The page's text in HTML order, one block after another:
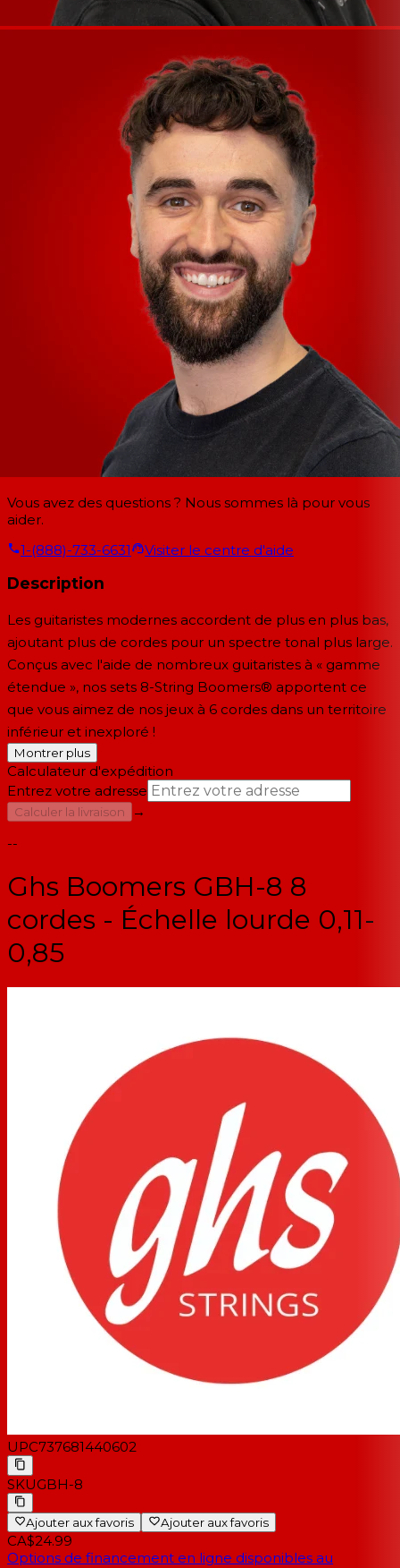
Vous avez des questions ? Nous sommes là pour vous
aider.
1-(888)-733-6631
Visiter le centre d'aide
Description
Les guitaristes modernes accordent de plus en plus bas,
ajoutant plus de cordes pour un spectre tonal plus large.
Conçus avec l'aide de nombreux guitaristes à « gamme
étendue », nos sets 8-String Boomers® apportent ce
que vous aimez de nos jeux à 6 cordes dans un territoire
inférieur et inexploré !
Montrer plus
Calculateur d'expédition
Entrez votre adresse
Calculer la livraison
→
--
Ghs Boomers GBH-8 8
cordes - Échelle lourde 0,11-
0,85
UPC737681440602
SKUGBH-8
Ajouter aux favoris Ajouter aux favoris
CA$24.99
Options de financement en ligne disponibles au